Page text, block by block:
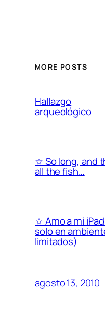
MORE POSTS
Hallazgo
arqueológico
☆ So long, and
all the fish…
☆ Amo a mi
solo en
limitados)
agosto 13, 2010